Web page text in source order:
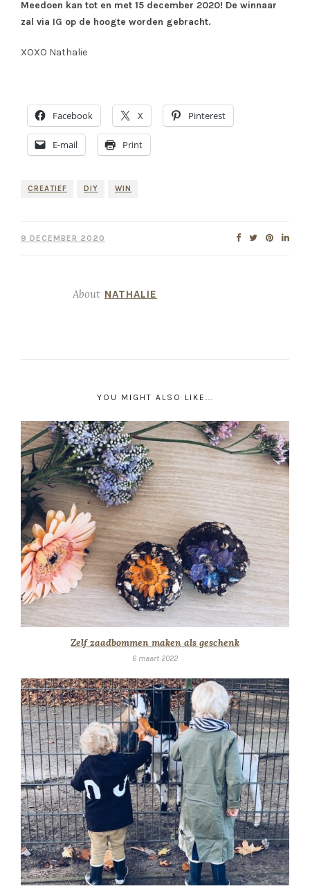
Meedoen kan tot en met 15 december 2020! De winnaar
zal via IG op de hoogte worden gebracht.
XOXO Nathalie
Facebook X Pinterest
E-mail Print
CREATIEF DIY WIN
9 DECEMBER 2020
About NATHALIE
YOU MIGHT ALSO LIKE...
Zelf zaadbommen maken als geschenk
6 maart 2022